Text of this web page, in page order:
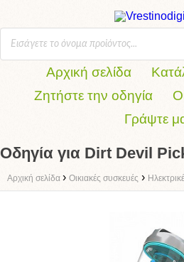
Αρχική σελίδα
Ζητήστε την οδηγία
Γράψτε
Οδηγία για Dirt Devil
Αρχική σελίδα › Οικιακές συσκευές ›